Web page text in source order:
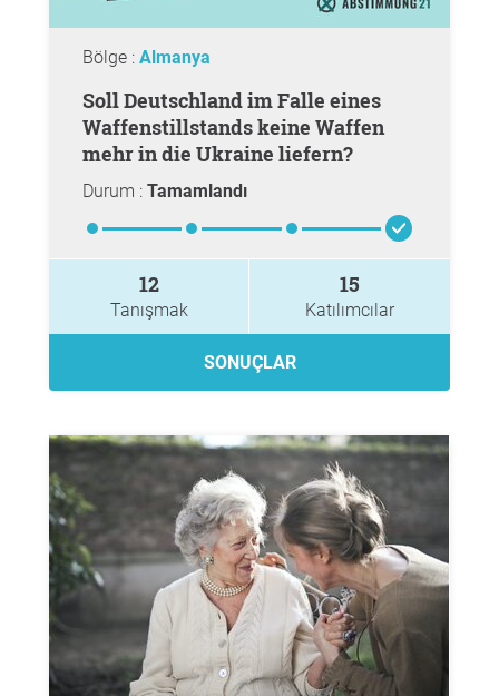
Bölge : Almanya
Soll Deutschland im Falle eines
Waffenstillstands keine Waffen
mehr in die Ukraine liefern?
Durum : Tamamlandı
12
Tanışmak
15
Katılımcılar
SONUÇLAR